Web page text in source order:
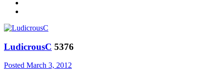
LudicrousC 5376
Posted March 3, 2012